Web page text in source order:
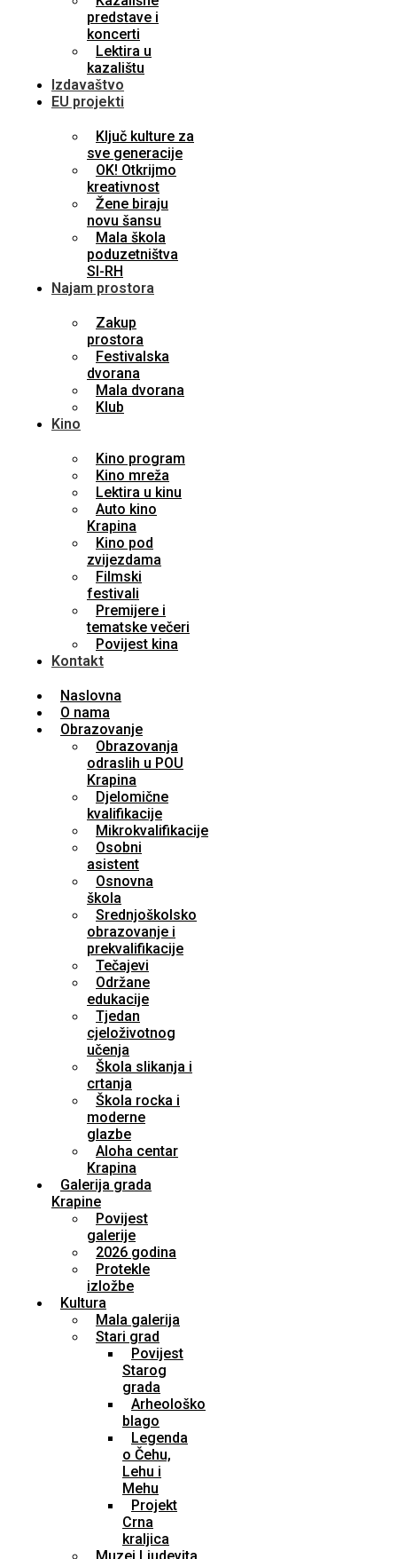
predstave i
koncerti
Lektira u
kazalištu
Izdavaštvo
EU projekti
Ključ kulture za
sve generacije
OK! Otkrijmo
kreativnost
Žene biraju
novu šansu
Mala škola
poduzetništva
SI-RH
Najam prostora
Zakup
prostora
Festivalska
dvorana
Mala dvorana
Klub
Kino
Kino program
Kino mreža
Lektira u kinu
Auto kino
Krapina
Kino pod
zvijezdama
Filmski
festivali
Premijere i
tematske večeri
Povijest kina
Kontakt
Naslovna
O nama
Obrazovanje
Obrazovanja
odraslih u POU
Krapina
Djelomične
kvalifikacije
Mikrokvalifikacije
Osobni
asistent
Osnovna
škola
Srednjoškolsko
obrazovanje i
prekvalifikacije
Tečajevi
Održane
edukacije
Tjedan
cjeloživotnog
učenja
Škola slikanja i
crtanja
Škola rocka i
moderne
glazbe
Aloha centar
Krapina
Galerija grada
Krapine
Povijest
galerije
2026 godina
Protekle
izložbe
Kultura
Mala galerija
Stari grad
Povijest
Starog
grada
Arheološko
blago
Legenda
o Čehu,
Lehu i
Mehu
Projekt
Crna
kraljica